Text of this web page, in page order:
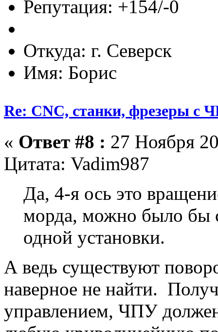
Репутация: +154/-0
Откуда: г. Северск
Имя: Борис
Re: CNC, станки, фрезеры с
« Ответ #8 : 27 Ноября
Цитата: Vadim987
Да, 4-я ось это
морда, можно было бы
одной установки.
А ведь существуют
наверное не найти.
управлением, ЧПУ